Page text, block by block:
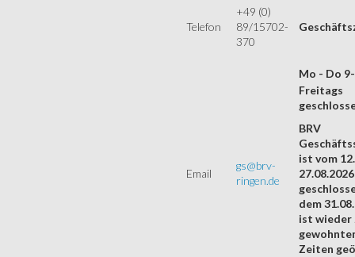
Telefon
+49 (0)
89/15702-
370
Mo - Do
Email
gs@brv-
ringen.de
Freitags
BRV
ist vom
27.08.2026
dem
ist wieder
Zeiten